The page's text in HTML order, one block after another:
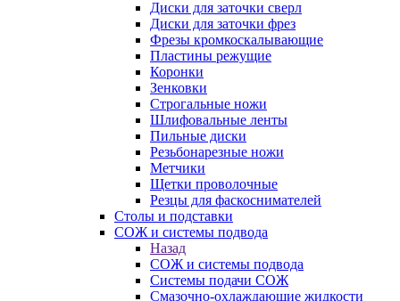
Диски для заточки сверл
Диски для заточки фрез
Фрезы кромкоскалывающие
Пластины режущие
Коронки
Зенковки
Строгальные ножи
Шлифовальные ленты
Пильные диски
Резьбонарезные ножи
Метчики
Щетки проволочные
Резцы для фаскоснимателей
Столы и подставки
СОЖ и системы подвода
Назад
СОЖ и системы подвода
Системы подачи СОЖ
Смазочно-охлаждающие жидкости